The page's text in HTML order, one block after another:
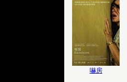
嚇房